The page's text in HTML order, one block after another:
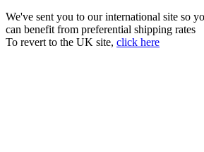
We've sent you to our international site so
can benefit from preferential shipping rates
To revert to the UK site, click here